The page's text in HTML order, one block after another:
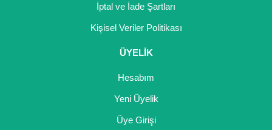
İptal ve İade Şartları
Kişisel Veriler Politikası
ÜYELİK
Hesabım
Yeni Üyelik
Üye Girişi